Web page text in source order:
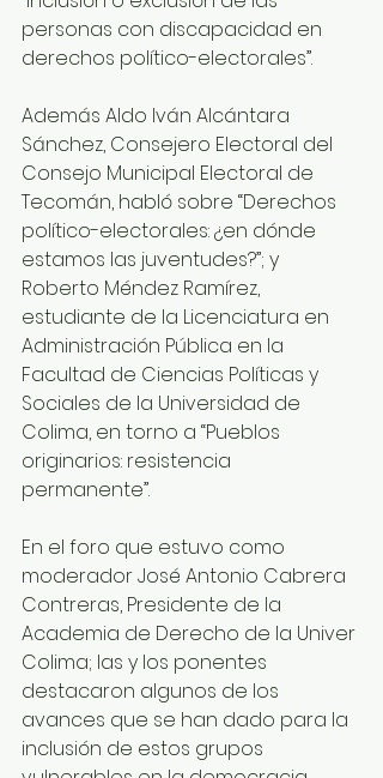
personas con discapacidad en
derechos político-electorales”.
Además Aldo Iván Alcántara
Sánchez, Consejero Electoral del
Consejo Municipal Electoral de
Tecomán, habló sobre “Derechos
político-electorales: ¿en dónde
estamos las juventudes?”; y
Roberto Méndez Ramírez,
estudiante de la Licenciatura en
Administración Pública en la
Facultad de Ciencias Políticas y
Sociales de la Universidad de
Colima, en torno a “Pueblos
originarios: resistencia
permanente”.
En el foro que estuvo como
moderador José Antonio Cabrera
Contreras, Presidente de la
Academia de Derecho de la Univer
Colima; las y los ponentes
destacaron algunos de los
avances que se han dado para la
inclusión de estos grupos